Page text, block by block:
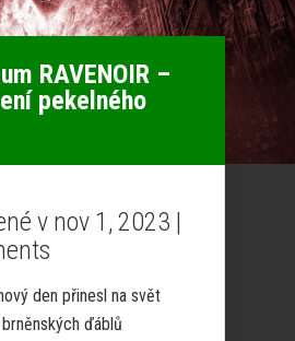
RAVENOIR –
pekelného
v nov 1, 2023 |
den přinesl na svět
ďáblů